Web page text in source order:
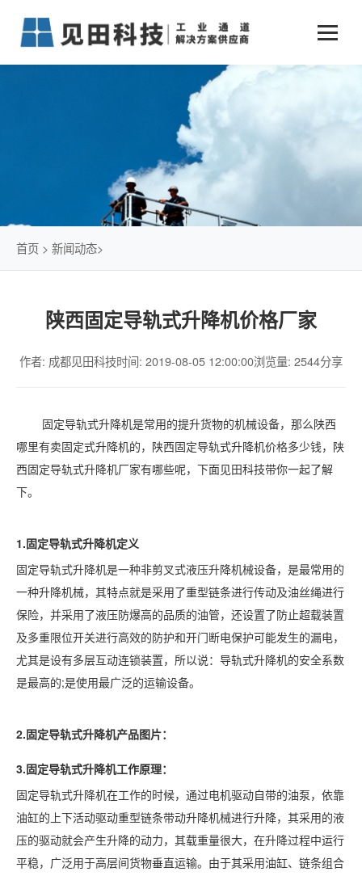
业务中心
仓储物流通道解决方案
智能立体库解决方案
简易升降机解决方案
新闻动态 +
传统仓储物流
石油化工行业
发展历程
首页 > 新闻动态>
陕西固定导轨式升降机价格厂家
作者: 成都见田科技时间: 2019-08-05 12:00:00浏览量: 2544分享
固定导轨式升降机是常用的提升货物的机械设备，那么陕西
哪里有卖固定式升降机的，陕西固定导轨式升降机价格多少钱，陕
西固定导轨式升降机厂家有哪些呢，下面见田科技带你一起了解
下。
1.固定导轨式升降机定义
固定导轨式升降机是一种非剪叉式液压升降机械设备，是最常用的
一种升降机械，其特点就是采用了重型链条进行传动及油丝绳进行
保险，并采用了液压防爆高的品质的油管，还设置了防止超载装置
及多重限位开关进行高效的防护和开门断电保护可能发生的漏电，
尤其是设有多层互动连锁装置，所以说：导轨式升降机的安全系数
是最高的;是使用最广泛的运输设备。
2.固定导轨式升降机产品图片：
3.固定导轨式升降机工作原理：
固定导轨式升降机在工作的时候，通过电机驱动自带的油泵，依靠
油缸的上下活动驱动重型链条带动升降机械进行升降，其采用的液
压的驱动就会产生升降的动力，其载重量很大，在升降过程中运行
平稳，广泛用于高层间货物垂直运输。由于其采用油缸、链条组合